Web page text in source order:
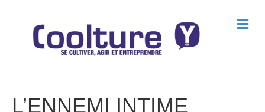
M
e
L’ENNEMI INTIME